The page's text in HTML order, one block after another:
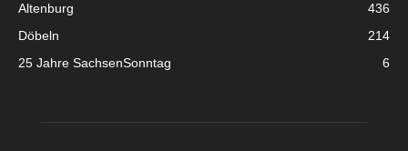
Altenburg
436
Döbeln
214
25 Jahre SachsenSonntag
6